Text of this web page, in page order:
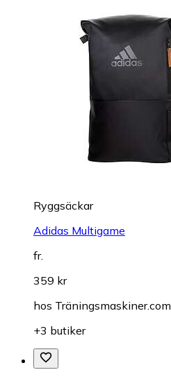
Ryggsäckar
Adidas Multigame
fr.
359 kr
hos Träningsmaskiner.com
+3 butiker